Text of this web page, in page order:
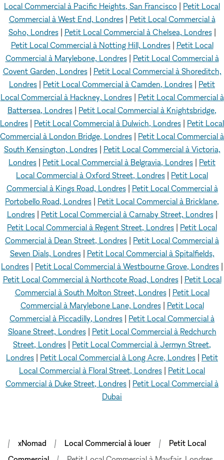
Local Commercial à Pacific Heights, San Francisco
Petit Local
Commercial à West End, Londres| Petit Local Commercial à
Soho, Londres| Petit Local Commercial à Chelsea, Londres|
Petit Local Commercial à Notting Hill, Londres| Petit Local
Commercial à Marylebone, Londres| Petit Local Commercial à
Covent Garden, Londres| Petit Local Commercial à Shoreditch,
Londres
Petit Local Commercial à Camden, Londres
Petit
Local Commercial à Hackney, Londres| Petit Local Commercial à
Battersea, Londres
Petit Local Commercial à Knightsbridge,
Londres
Petit Local Commercial à Dulwich, Londres
Petit Local
Commercial à London Bridge, Londres
Petit Local Commercial à
South Kensington, Londres| Petit Local Commercial à Victoria,
Londres
Petit Local Commercial à Belgravia, Londres
Petit
Local Commercial à Oxford Street, Londres
Petit Local
Commercial à Kings Road, Londres| Petit Local Commercial à
Portobello Road, Londres
Petit Local Commercial à Bricklane,
Londres| Petit Local Commercial à Carnaby Street, Londres|
Petit Local Commercial à Regent Street, Londres
Petit Local
Commercial à Dean Street, Londres
Petit Local Commercial à
Seven Dials, Londres| Petit Local Commercial à Spitalfields,
Londres
Petit Local Commercial à Westbourne Grove, Londres
Petit Local Commercial à Northcote Road, Londres| Petit Local
Commercial à South Molton Street, Londres| Petit Local
Commercial à Marylebone Lane, Londres| Petit Local
Commercial à Piccadilly, Londres
Petit Local Commercial à
Sloane Street, Londres| Petit Local Commercial à Redchurch
Street, Londres
Petit Local Commercial à Jermyn Street,
Londres
Petit Local Commercial à Long Acre, Londres
Petit
Local Commercial à Floral Street, Londres
Petit Local
Commercial à Duke Street, Londres
Petit Local Commercial à
Dubai
xNomad Local Commercial à louer
Petit Local